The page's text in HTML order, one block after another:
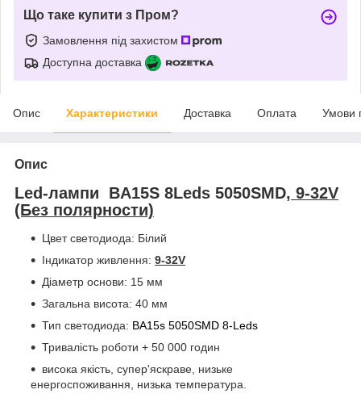
Що таке купити з Пром?
Замовлення під захистом
Доступна доставка
Опис Характеристики Доставка Оплата Умови
Опис
Led-лампи BA15S 8Leds 5050SMD, 9-32V
(Без полярности)
Цвет светодиода: Білий
Індикатор живлення: 9-32V
Діаметр основи: 15 мм
Загальна висота: 40 мм
Тип светодиода: BA15s 5050SMD 8-Leds
Тривалість роботи + 50 000 годин
висока якість, супер'яскраве, низьке
енергоспоживання, низька температура.